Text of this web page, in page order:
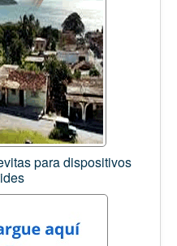
para dispositivos